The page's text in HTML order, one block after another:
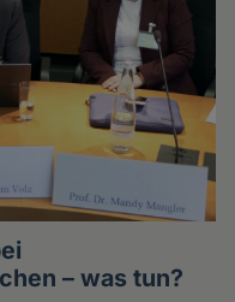
– was tun?